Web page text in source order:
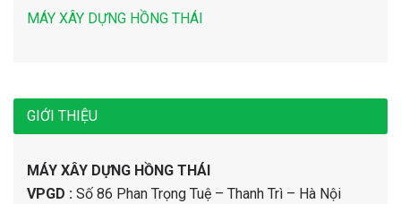
MÁY XÂY DỰNG HỒNG THÁI
GIỚI THIỆU
MÁY XÂY DỰNG HỒNG THÁI
VPGD : Số 86 Phan Trọng Tuệ – Thanh Trì – Hà Nội